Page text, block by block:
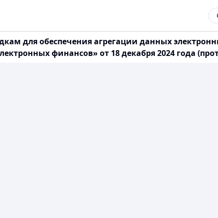
для обеспечения агрегации данных
финансов» от 18 декабря 2024 года